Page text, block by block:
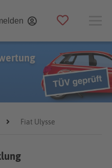
Fiat Ulysse